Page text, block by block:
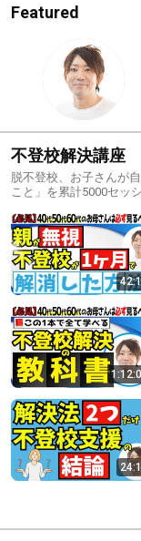
Featured
不登校解決講座
脱不登校、お子さんが
こと」を累計5000セッ
すく解説しています